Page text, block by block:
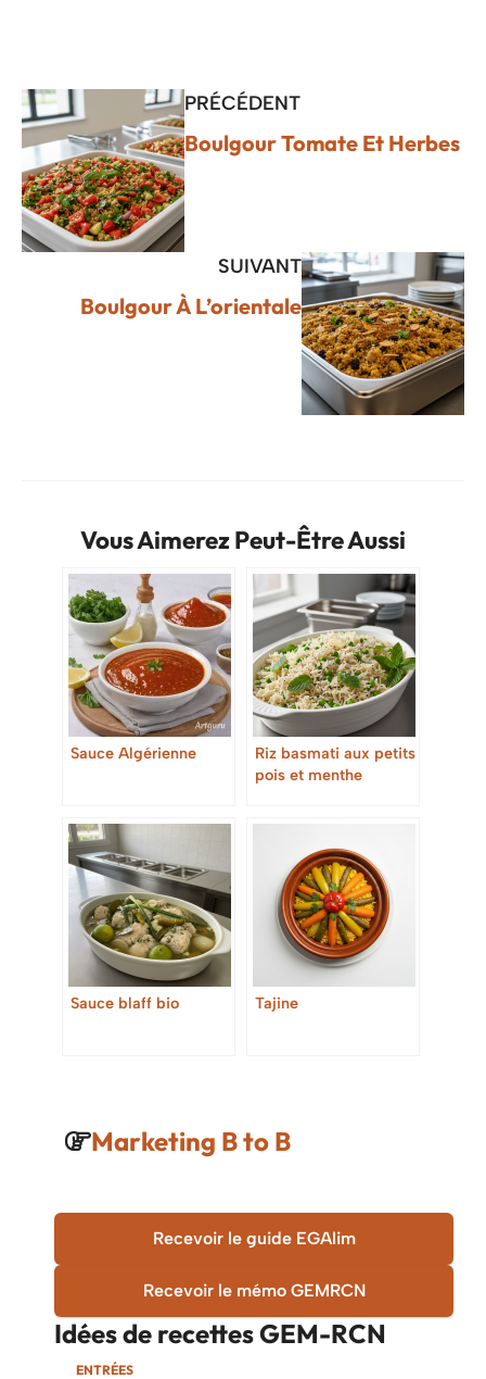
PRÉCÉDENT
Boulgour Tomate Et Herbes
SUIVANT
Boulgour À L’orientale
Vous Aimerez Peut-Être Aussi
Sauce Algérienne
Riz basmati aux petits
pois et menthe
Sauce blaff bio Tajine
Marketing B to B
Recevoir le guide EGAlim
Recevoir le mémo GEMRCN
Idées de recettesGEM-RCN
ENTRÉES